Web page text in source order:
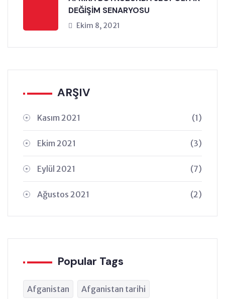
DEĞİŞİM SENARYOSU
Ekim 8, 2021
ARŞIV
Kasım 2021 (1)
Ekim 2021 (3)
Eylül 2021 (7)
Ağustos 2021 (2)
Popular Tags
Afganistan Afganistan tarihi